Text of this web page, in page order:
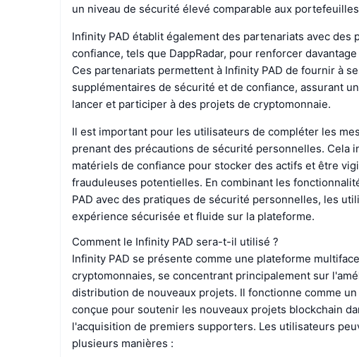
un niveau de sécurité élevé comparable aux
Infinity PAD établit également des partenariats avec des
confiance, tels que DappRadar, pour renforcer
Ces partenariats permettent à Infinity PAD de fournir à
supplémentaires de sécurité et de confiance, assurant
lancer et participer à des projets de cryptomonnaie.
Il est important pour les utilisateurs de compléter les
prenant des précautions de sécurité personnelles. Cela
matériels de confiance pour stocker des actifs et être
frauduleuses potentielles. En combinant les
PAD avec des pratiques de sécurité personnelles, les
expérience sécurisée et fluide sur la plateforme.
Comment le Infinity PAD sera-t-il utilisé ?
Infinity PAD se présente comme une plateforme
cryptomonnaies, se concentrant principalement sur
distribution de nouveaux projets. Il fonctionne comme
conçue pour soutenir les nouveaux projets blockchain
l'acquisition de premiers supporters. Les utilisateurs
plusieurs manières :